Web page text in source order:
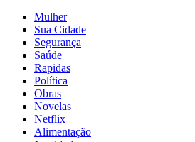
Mulher
Sua Cidade
Segurança
Saúde
Rapidas
Política
Obras
Novelas
Netflix
Alimentação